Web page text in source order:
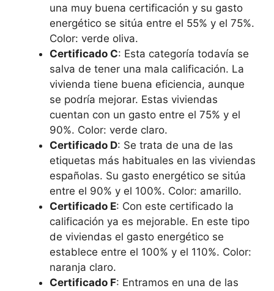
una muy buena certificación y su gasto
energético se sitúa entre el 55% y el 75%.
Color: verde oliva.
Certificado C: Esta categoría todavía se
salva de tener una mala calificación. La
vivienda tiene buena eficiencia, aunque
se podría mejorar. Estas viviendas
cuentan con un gasto entre el 75% y el
90%. Color: verde claro.
Certificado D: Se trata de una de las
etiquetas más habituales en las viviendas
españolas. Su gasto energético se sitúa
entre el 90% y el 100%. Color: amarillo.
Certificado E: Con este certificado la
calificación ya es mejorable. En este tipo
de viviendas el gasto energético se
establece entre el 100% y el 110%. Color:
naranja claro.
Certificado F: Entramos en una de las